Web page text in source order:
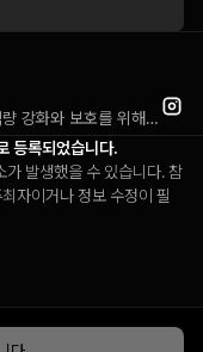
아시안 및 태평양 섬 주민 커뮤니티의 역량 강화와 보호를 위해 활동하는 자원봉사 기반 비영리 단체입니다. 안전 교육 영상 제작, 커뮤니티 이벤트 개최, 교육 프로그램 운영을 통해 아시아계 미국인들의 안전과 권익을 증진하는 활동을 펼치고 있습니다. 특히 증가하는 아시아계 대상 혐오 범죄에 대응하기 위한 실질적인 안전 교육과 커뮤니티 결속 강화에 주력하고 있습니다. 자기 방어 훈련, 안전 인식 제고, 문화 교육 등 다양한 프로그램을 통해 아시아계 커뮤니티의 힘과 연대를 구축하는 사회운동 조직입니다.
등록되었습니다.
가 발생했을 수 있습니다. 참
자이거나 정보 수정이 필